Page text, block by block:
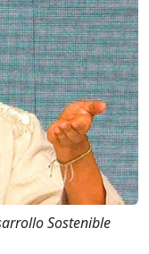
Sostenible